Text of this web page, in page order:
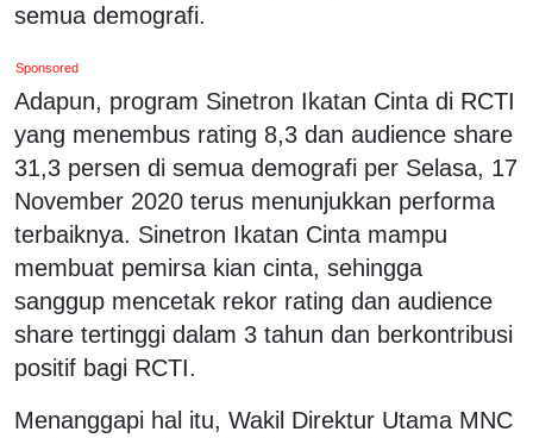
semua demografi.
Sponsored
Adapun, program Sinetron Ikatan Cinta di RCTI
yang menembus rating 8,3 dan audience share
31,3 persen di semua demografi per Selasa, 17
November 2020 terus menunjukkan performa
terbaiknya. Sinetron Ikatan Cinta mampu
membuat pemirsa kian cinta, sehingga
sanggup mencetak rekor rating dan audience
share tertinggi dalam 3 tahun dan berkontribusi
positif bagi RCTI.
Menanggapi hal itu, Wakil Direktur Utama MNC